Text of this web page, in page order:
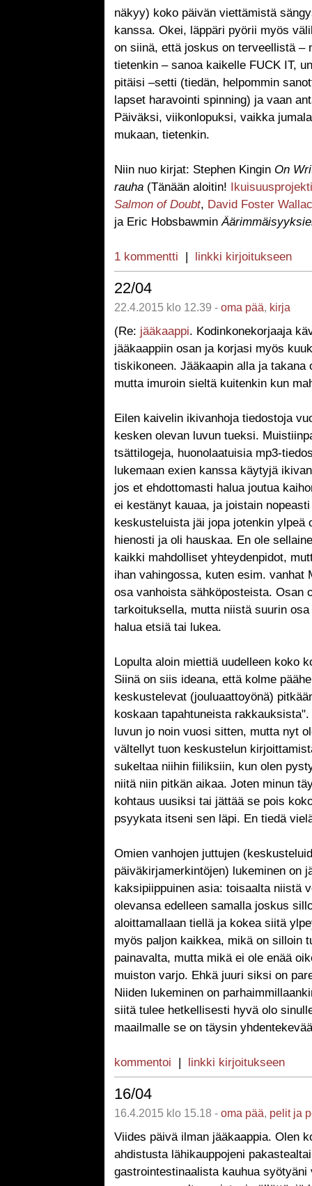
näkyy) koko päivän viettämistä
kanssa. Okei, läppäri pyörii myös
on siinä, että joskus on terveellistä –
tietenkin – sanoa kaikelle FUCK IT,
pitäisi –setti (tiedän, helpommin
lapset haravointi spinning) ja vaan
Päiväksi, viikonlopuksi, vaikka
mukaan, tietenkin.
Niin nuo kirjat: Stephen Kingin On
rauha (Tänään aloitin! Ikuisuusprojekti
Salmon of Doubt, David Foster
ja Eric Hobsbawmin
1 kommentti | linkki kirjoitukseen
22/04
22.4.2015 klo 12.39 - oma pää, kirja
(Re: jääkaappi. Kodinkonekorjaaja
jääkaappiin osan ja korjasi myös
tiskikoneen. Jääkaapin alla ja takana
mutta imuroin sieltä kuitenkin kun
Eilen kaivelin ikivanhoja tiedostoja
kesken olevan luvun tueksi.
tsättilogeja, huonolaatuisia mp3-
lukemaan exien kanssa käytyjä
jos et ehdottomasti halua joutua
ei kestänyt kauaa, ja joistain
keskusteluista jäi jopa jotenkin ylpeä
hienosti ja oli hauskaa. En ole
kaikki mahdolliset yhteydenpidot,
ihan vahingossa, kuten esim. vanhat
osa vanhoista sähköposteista. Osan
tarkoituksella, mutta niistä suurin
halua etsiä tai lukea.
Lopulta aloin miettiä uudelleen koko
Siinä on siis ideana, että kolme
keskustelevat (jouluaattoyönä)
koskaan tapahtuneista
luvun jo noin vuosi sitten, mutta nyt
vältellyt tuon keskustelun
sukeltaa niihin fiiliksiin, kun olen
niitä niin pitkän aikaa. Joten minun
kohtaus uusiksi tai jättää se pois
psyykata itseni sen läpi. En tiedä
Omien vanhojen juttujen
päiväkirjamerkintöjen) lukeminen on
kaksipiippuinen asia: toisaalta niistä
olevansa edelleen samalla joskus
aloittamallaan tiellä ja kokea siitä
myös paljon kaikkea, mikä on silloin
painavalta, mutta mikä ei ole enää
muiston varjo. Ehkä juuri siksi on
Niiden lukeminen on
siitä tulee hetkellisesti hyvä olo
maailmalle se on täysin
kommentoi | linkki kirjoitukseen
16/04
16.4.2015 klo 15.18 - oma pää, pelit ja
Viides päivä ilman jääkaappia. Olen
ahdistusta lähikauppojeni
gastrointestinaalista kauhua